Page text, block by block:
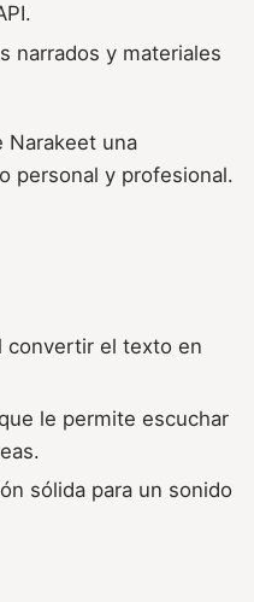
narrados y materiales
Narakeet una
personal y profesional.
convertir el texto en
le permite escuchar
sólida para un sonido